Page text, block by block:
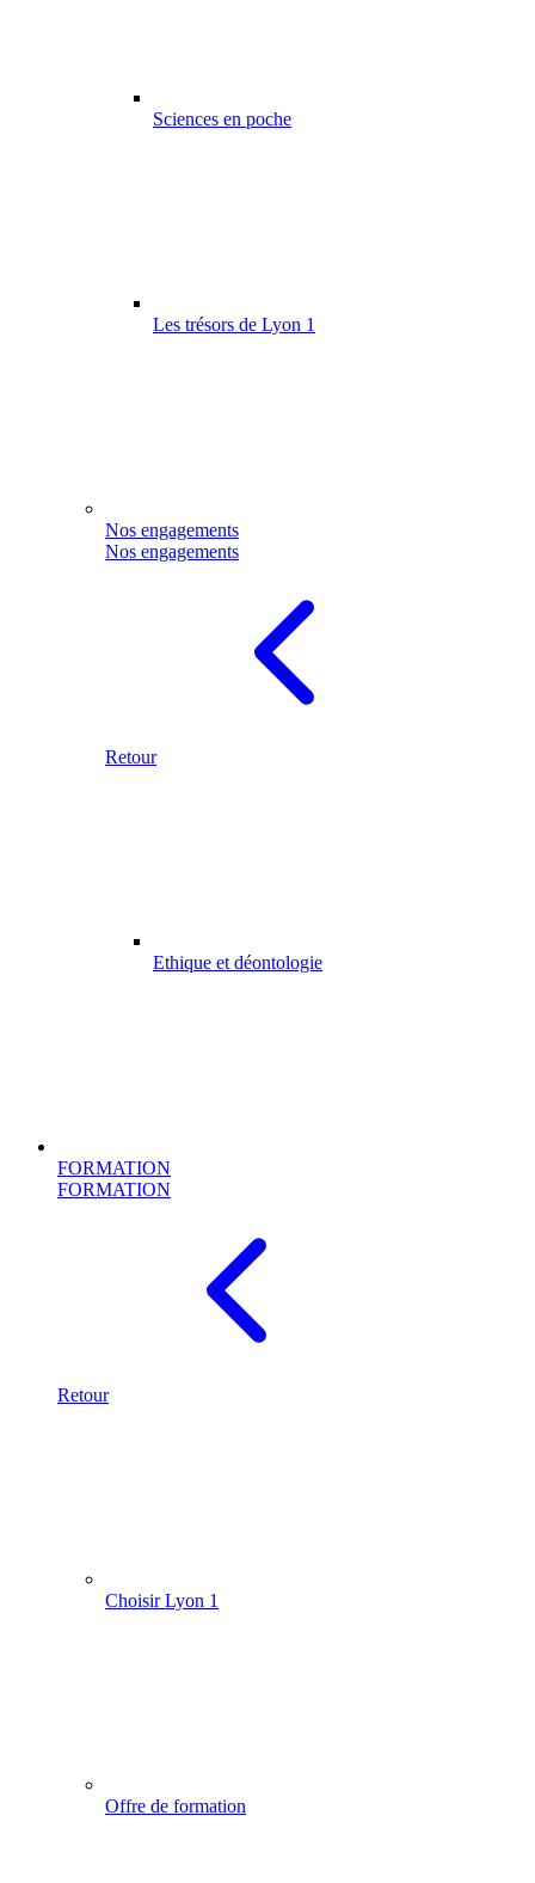
Sciences en poche
Les trésors de Lyon 1
Nos engagements
Nos engagements
Retour
Ethique et déontologie
FORMATION
FORMATION
Retour
Choisir Lyon 1
Offre de formation